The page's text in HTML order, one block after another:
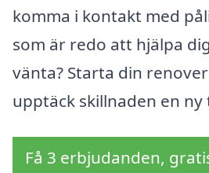
komma i kontakt med
som är redo att hjälpa
vänta? Starta din
upptäck skillnaden en
Få 3 erbjudanden,